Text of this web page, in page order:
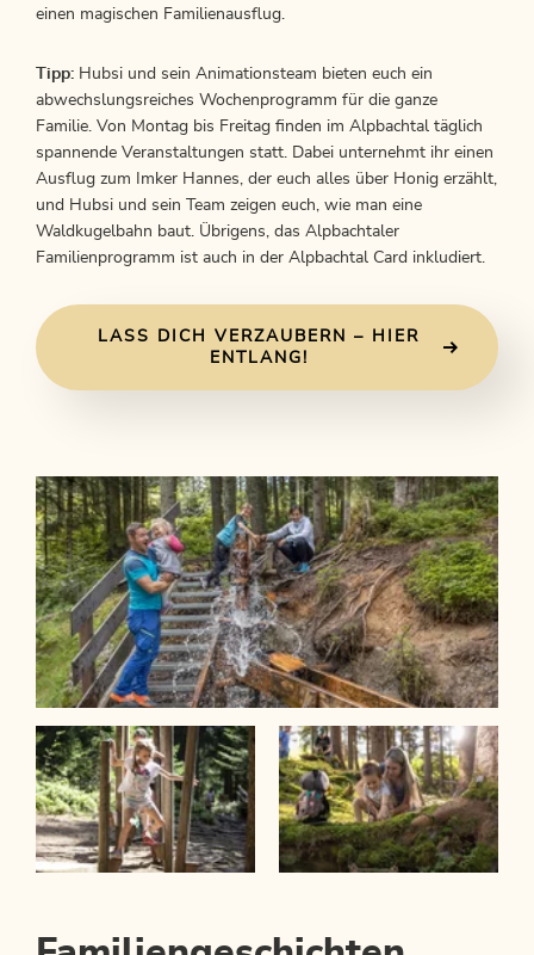
einen magischen Familienausflug.
Tipp: Hubsi und sein Animationsteam bieten euch ein
abwechslungsreiches Wochenprogramm für die ganze
Familie. Von Montag bis Freitag finden im Alpbachtal täglich
spannende Veranstaltungen statt. Dabei unternehmt ihr einen
Ausflug zum Imker Hannes, der euch alles über Honig erzählt,
und Hubsi und sein Team zeigen euch, wie man eine
Waldkugelbahn baut. Übrigens, das Alpbachtaler
Familienprogramm ist auch in der Alpbachtal Card inkludiert.
LASS DICH VERZAUBERN – HIER
ENTLANG!